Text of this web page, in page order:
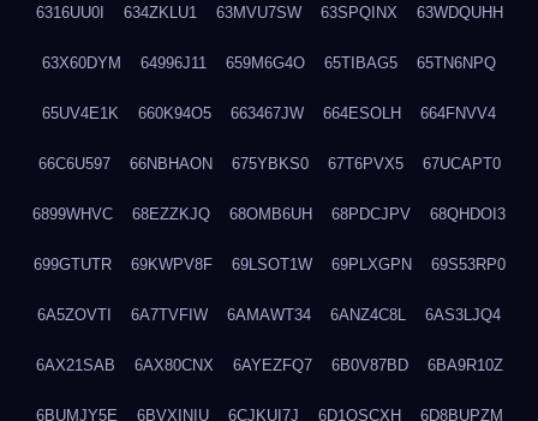
6316UU0I 634ZKLU1 63MVU7SW 63SPQINX 63WDQUHH
63X60DYM 64996J11 659M6G4O 65TIBAG5 65TN6NPQ
65UV4E1K 660K94O5 663467JW 664ESOLH 664FNVV4
66C6U597 66NBHAON 675YBKS0 67T6PVX5 67UCAPT0
6899WHVC 68EZZKJQ 68OMB6UH 68PDCJPV 68QHDOI3
699GTUTR 69KWPV8F 69LSOT1W 69PLXGPN 69S53RP0
6A5ZOVTI 6A7TVFIW 6AMAWT34 6ANZ4C8L 6AS3LJQ4
6AX21SAB 6AX80CNX 6AYEZFQ7 6B0V87BD 6BA9R10Z
6BUMJY5E 6BVXINIU 6CJKUI7J 6D1OSCXH 6D8BUPZM